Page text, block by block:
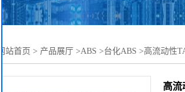
网站首页 > 产品展厅 >ABS >台化ABS >高流动性
高流